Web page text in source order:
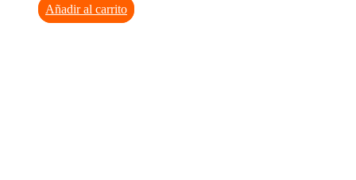
Añadir al carrito